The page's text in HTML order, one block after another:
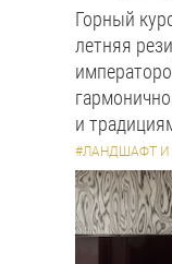
Горный
летняя
и
#ЛАНДШАФТ И